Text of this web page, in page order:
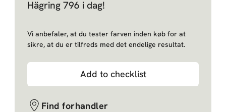
Hägring 796 i dag!
Vi anbefaler, at du tester farven inden køb for at
sikre, at du er tilfreds med det endelige resultat.
Add to checklist
Find forhandler